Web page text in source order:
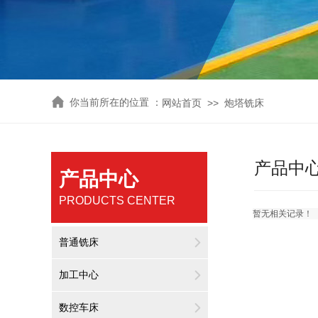
网站首页 >> 炮塔铣床
你当前所在的位置 ：
产品中心
PRODUCTS CENTER
产品中
暂无相关记录！
普通铣床
加工中心
数控车床